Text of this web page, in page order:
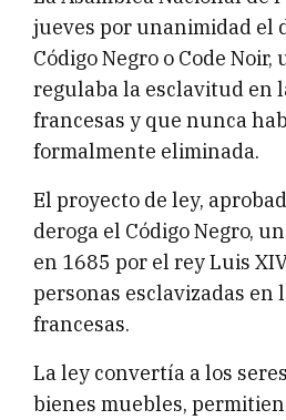
jueves por unanimidad el
Código Negro o Code Noir,
regulaba la esclavitud en
francesas y que nunca
formalmente eliminada.
El proyecto de ley,
deroga el Código Negro,
en 1685 por el rey Luis
personas esclavizadas en
francesas.
La ley convertía a los
bienes muebles,